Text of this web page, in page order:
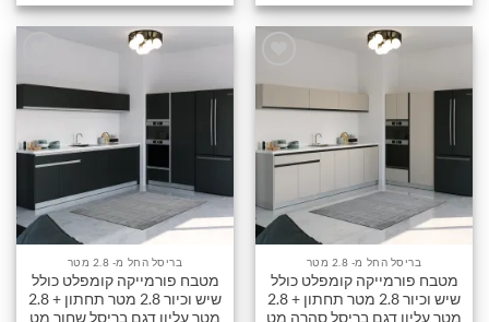
הוסף
שלי
בריסל החל מ- 2.8 מטר
מטבח פורמייקה קומפלט כולל
שיש וכיור 2.8 מטר תחתון + 2.8
מטר עליון דגם בריסל סהרה מט
הוסף
שלי
בריסל החל מ- 2.8 מטר
מטבח פורמייקה קומפלט כולל
שיש וכיור 2.8 מטר תחתון + 2.8
מטר עליון דגם בריסל שחור מט